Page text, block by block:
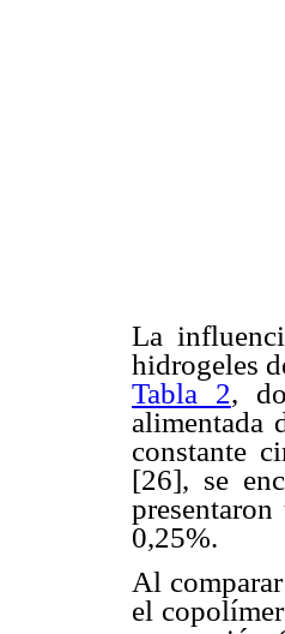
La
hidrogeles
Tabla 2,
alimentada
constante
[26], se
presentaron
0,25%.
Al
el